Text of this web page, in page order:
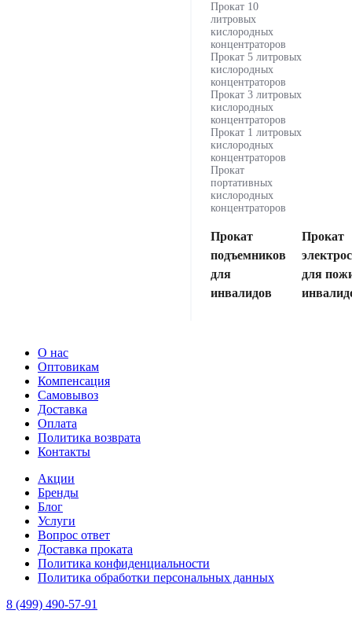
Прокат 10
литровых
кислородных
концентраторов
Прокат 5 литровых
кислородных
концентраторов
Прокат 3 литровых
кислородных
концентраторов
Прокат 1 литровых
кислородных
концентраторов
Прокат
портативных
кислородных
концентраторов
Прокат
подъемников
для
инвалидов
Прокат
для
О нас
Оптовикам
Компенсация
Самовывоз
Доставка
Оплата
Политика возврата
Контакты
Акции
Бренды
Блог
Услуги
Вопрос ответ
Доставка проката
Политика конфиденциальности
Политика обработки персональных данных
8 (499) 490-57-91